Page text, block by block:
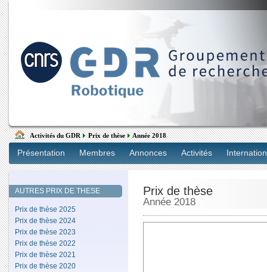
Activités du GDR Prix de thèse Année 2018
Présentation Membres Annonces Activités
AUTRES PRIX DE THESE
Prix de thèse 2025
Prix de thèse 2024
Prix de thèse 2023
Prix de thèse 2022
Prix de thèse 2021
Prix de thèse 2020
Prix de thèse
Année 2018